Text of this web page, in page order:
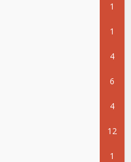
1
1
4
6
4
12
1